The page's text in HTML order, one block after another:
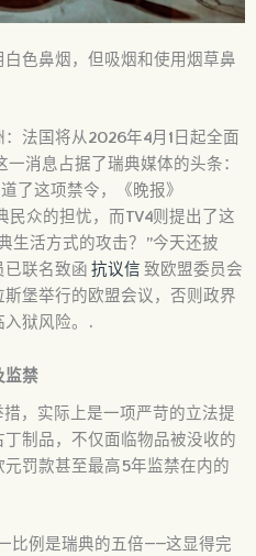
色鼻烟，但吸烟和使用烟草鼻
法国将从2026年4月1日起全面
消息占据了瑞典媒体的头条：
了这项禁令，《晚报》
民众的担忧，而TV4则提出了这
生活方式的攻击？”今天还披
已联名致函 抗议信 致欧盟委员会
堡举行的欧盟会议，否则政界
入狱风险。.
监禁
，实际上是一项严苛的立法提
制品，不仅面临物品被没收的
罚款甚至最高5年监禁在内的
比例是瑞典的五倍——这显得完